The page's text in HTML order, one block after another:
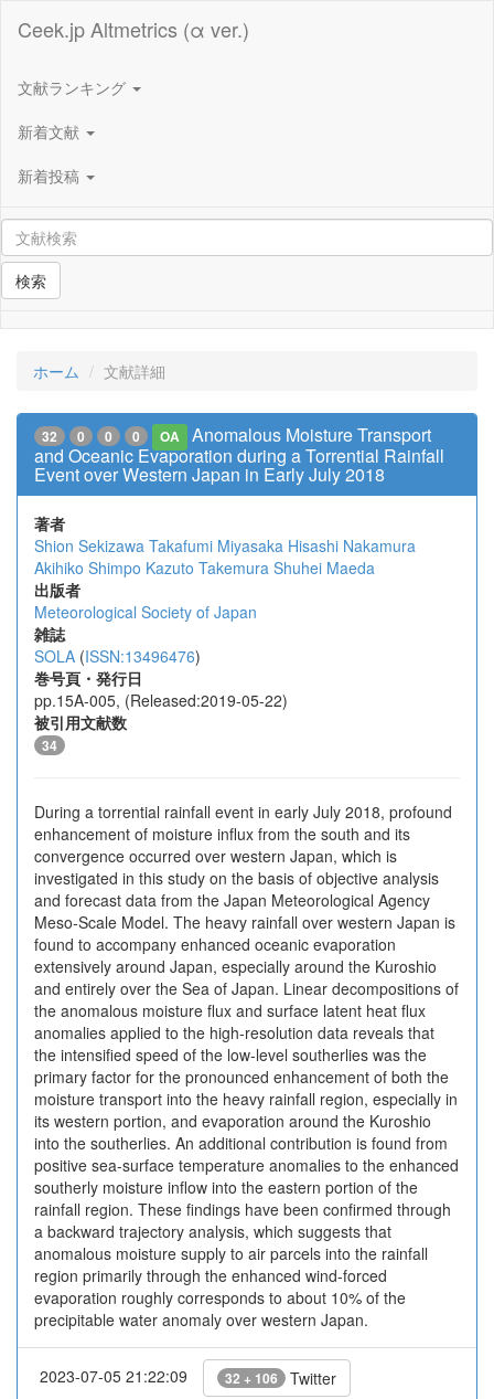
Ceek.jp Altmetrics (α ver.)
文献ランキング
新着文献
新着投稿
検索
ホーム 文献詳細
32 0 0 0 OA
Anomalous Moisture Transport
and Oceanic Evaporation during a Torrential Rainfall
Event over Western Japan in Early July 2018
著者
Shion Sekizawa Takafumi Miyasaka Hisashi Nakamura
Akihiko Shimpo Kazuto Takemura Shuhei Maeda
出版者
Meteorological Society of Japan
雑誌
SOLA (ISSN:13496476)
巻号頁・発行日
pp.15A-005, (Released:2019-05-22)
被引用文献数
34
During a torrential rainfall event in early July 2018, profound
enhancement of moisture influx from the south and its
convergence occurred over western Japan, which is
investigated in this study on the basis of objective analysis
and forecast data from the Japan Meteorological Agency
Meso-Scale Model. The heavy rainfall over western Japan is
found to accompany enhanced oceanic evaporation
extensively around Japan, especially around the Kuroshio
and entirely over the Sea of Japan. Linear decompositions of
the anomalous moisture flux and surface latent heat flux
anomalies applied to the high-resolution data reveals that
the intensified speed of the low-level southerlies was the
primary factor for the pronounced enhancement of both the
moisture transport into the heavy rainfall region, especially in
its western portion, and evaporation around the Kuroshio
into the southerlies. An additional contribution is found from
positive sea-surface temperature anomalies to the enhanced
southerly moisture inflow into the eastern portion of the
rainfall region. These findings have been confirmed through
a backward trajectory analysis, which suggests that
anomalous moisture supply to air parcels into the rainfall
region primarily through the enhanced wind-forced
evaporation roughly corresponds to about 10% of the
precipitable water anomaly over western Japan.
2023-07-05 21:22:09 32 + 106 Twitter